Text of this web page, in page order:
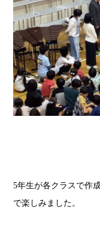
5年生が各クラスで作
で楽しみました。